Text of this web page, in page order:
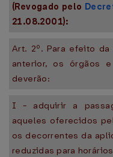
(Revogado pelo
21.08.2001):
Art. 2º. Para efeito
anterior, os órgãos
deverão:
I - adquirir a
aqueles oferecidos
os decorrentes da
reduzidas para